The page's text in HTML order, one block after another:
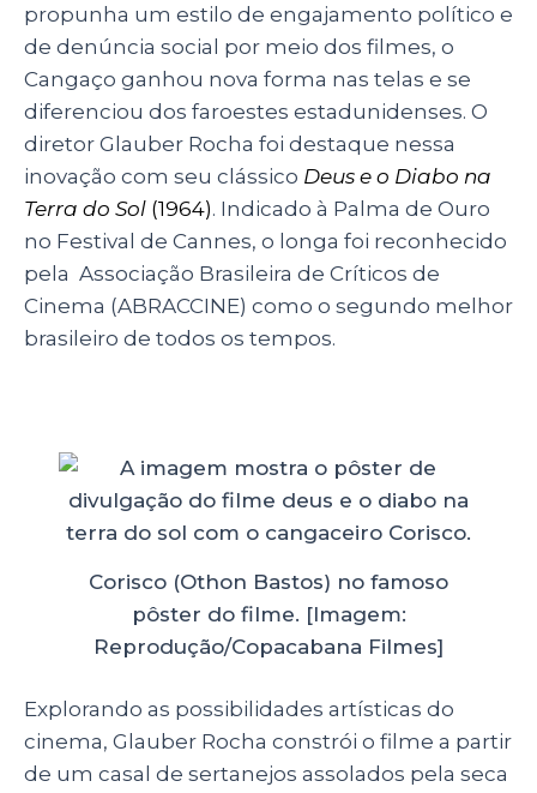
propunha um estilo de engajamento político e
de denúncia social por meio dos filmes, o
Cangaço ganhou nova forma nas telas e se
diferenciou dos faroestes estadunidenses. O
diretor Glauber Rocha foi destaque nessa
inovação com seu clássico Deus e o Diabo na
Terra do Sol (1964). Indicado à Palma de Ouro
no Festival de Cannes, o longa foi reconhecido
pela Associação Brasileira de Críticos de
Cinema (ABRACCINE) como o segundo melhor
brasileiro de todos os tempos.
Corisco (Othon Bastos) no famoso
pôster do filme. [Imagem:
Reprodução/Copacabana Filmes]
Explorando as possibilidades artísticas do
cinema, Glauber Rocha constrói o filme a partir
de um casal de sertanejos assolados pela seca